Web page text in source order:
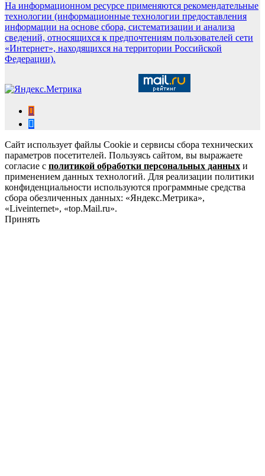
На информационном ресурсе применяются рекомендательные
технологии (информационные технологии предоставления
информации на основе сбора, систематизации и анализа
сведений, относящихся к предпочтениям пользователей сети
«Интернет», находящихся на территории Российской
Федерации).
Сайт использует файлы Cookie и сервисы сбора технических
параметров посетителей. Пользуясь сайтом, вы выражаете
согласие с политикой обработки персональных данных и
применением данных технологий. Для реализации политики
конфиденциальности используются программные средства
сбора обезличенных данных: «Яндекс.Метрика»,
«Liveinternet», «top.Mail.ru».
Принять